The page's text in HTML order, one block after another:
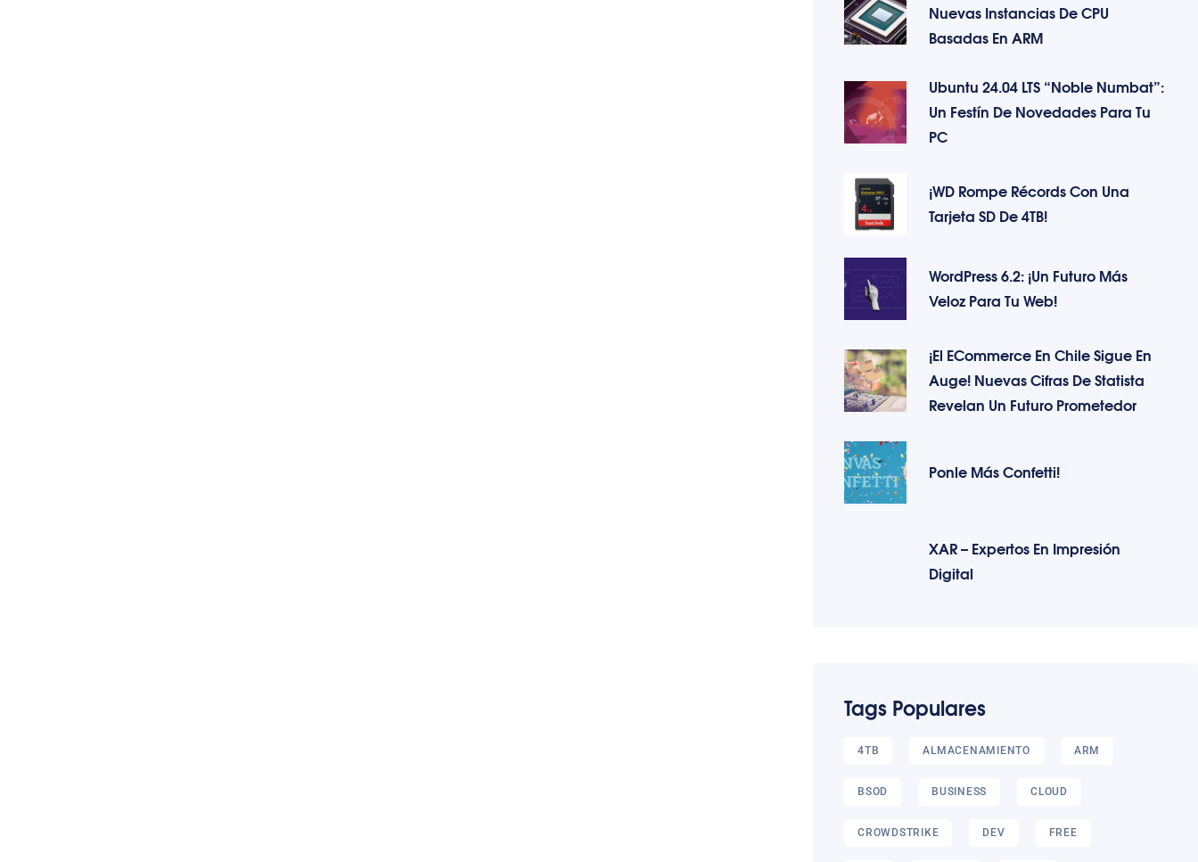
Nuevas Instancias De CPU
Basadas En ARM
Ubuntu 24.04 LTS “Noble Numbat”:
Un Festín De Novedades Para Tu
PC
¡WD Rompe Récords Con Una
Tarjeta SD De 4TB!
WordPress 6.2: ¡Un Futuro Más
Veloz Para Tu Web!
¡El ECommerce En Chile Sigue En
Auge! Nuevas Cifras De Statista
Revelan Un Futuro Prometedor
Ponle Más Confetti!
XAR – Expertos En Impresión
Digital
Tags Populares
4TB ALMACENAMIENTO ARM
BSOD BUSINESS CLOUD
CROWDSTRIKE DEV FREE